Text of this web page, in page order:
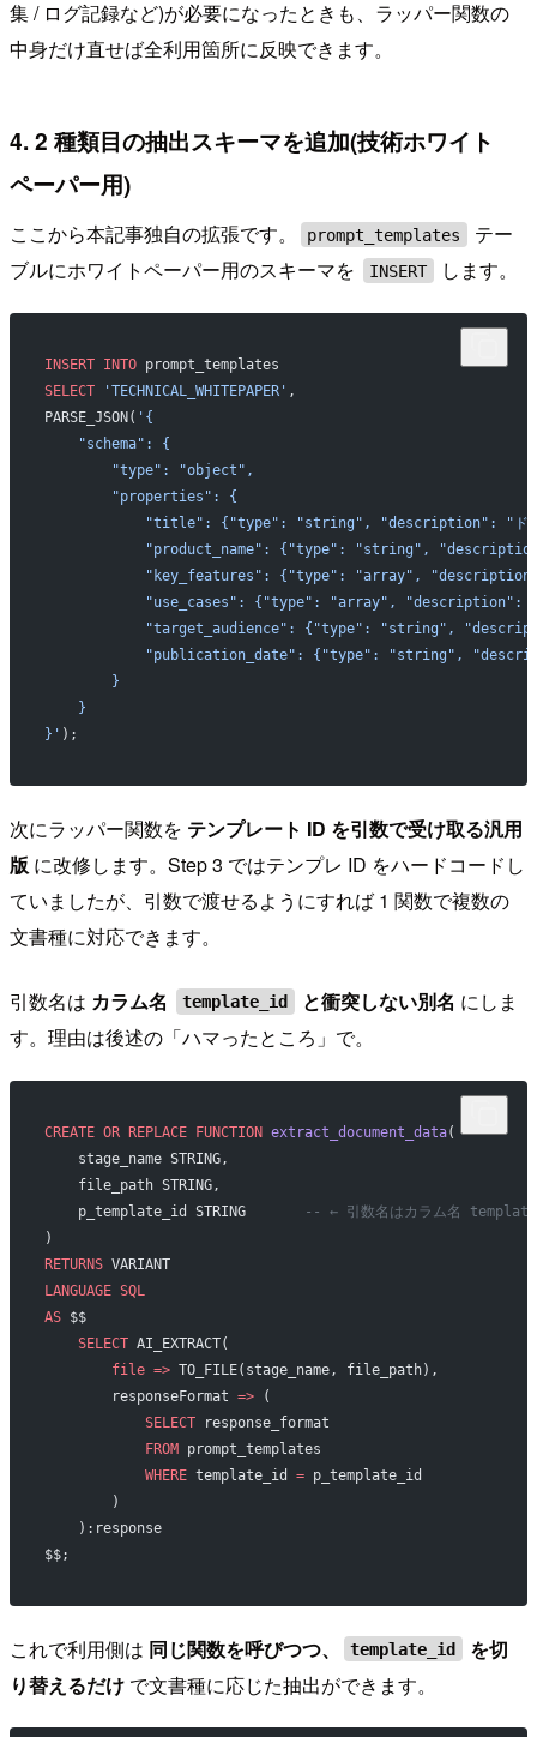
集 / ログ記録など)が必要になったときも、ラッパー関数の
中身だけ直せば全利用箇所に反映できます。
4. 2 種類目の抽出スキーマを追加(技術ホワイト
ペーパー用)
ここから本記事独自の拡張です。 prompt_templates
テー
ブルにホワイトペーパー用のスキーマを
INSERT します。
INSERT INTO prompt_templates
SELECT 'TECHNICAL_WHITEPAPER' ,
PARSE_JSON( '{
    "schema": {
        "type": "object",
        "properties": {
"title": {"type": "string", "description": "ドキ
"product_name": {"type": "string",
"key_features": {"type": "array",
"use_cases": {"type": "array", "description": "
"target_audience": {"type": "string",
"publication_date": {"type": "string",
        }
    }
}' );
次にラッパー関数を テンプレート ID を引数で受け取る汎用
版 に改修します。Step 3 ではテンプレ ID をハードコードし
ていましたが、引数で渡せるようにすれば 1 関数で複数の
文書種に対応できます。
引数名は カラム名 template_id と衝突しない別名 にしま
す。理由は後述の「ハマったところ」で。
CREATE OR REPLACE FUNCTION extract_document_data(
    stage_name STRING,
    file_path STRING,
    p_template_id STRING
-- ← 引数名はカラム名
)
RETURNS VARIANT
LANGUAGE SQL
AS $$
    SELECT
AI_EXTRACT(
        file
=> TO_FILE(stage_name, file_path),
        responseFormat
=> (
            SELECT
response_format
            FROM
prompt_templates
            WHERE
template_id = p_template_id
        )
    ):response
$$;
これで利用側は 同じ関数を呼びつつ、 template_id
を切
り替えるだけ で文書種に応じた抽出ができます。